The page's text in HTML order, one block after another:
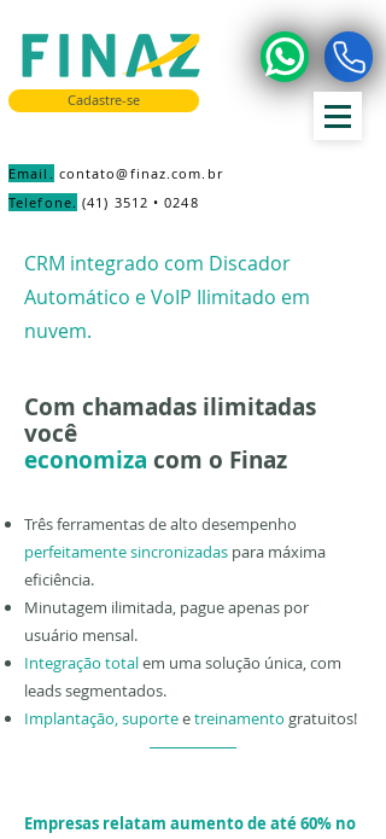
Email. contato@finaz.com.br
Telefone. (41) 3512 • 0248
Cadastre-se
CRM integrado com Discador
Automático e VoIP Ilimitado em
nuvem.
Com chamadas ilimitadas
você
economiza com o Finaz
Três ferramentas de alto desempenho
perfeitamente sincronizadas para máxima
eficiência.
Minutagem ilimitada, pague apenas por
usuário mensal.
Integração totalem uma solução única, com
leads segmentados.
Implantação,suporteetreinamento gratuitos!
Empresas relatam aumento de até 60% no